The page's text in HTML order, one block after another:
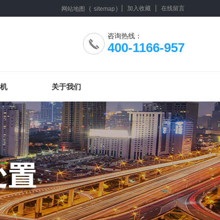
网站地图 （ sitemap ） 加入收藏 在线留言
咨询热线：
400-1166-957
关于我们